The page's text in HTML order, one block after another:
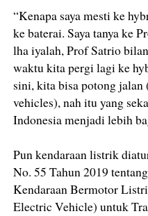
“Kenapa saya mesti ke
ke baterai. Saya tanya ke
lha iyalah, Prof Satrio
waktu kita pergi lagi ke
sini, kita bisa potong
vehicles), nah itu yang
Indonesia menjadi lebih
Pun kendaraan listrik
No. 55 Tahun 2019
Kendaraan Bermotor
Electric Vehicle) untuk